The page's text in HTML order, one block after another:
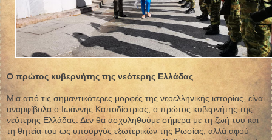
Ο πρώτος κυβερνήτης της νεότερης Ελλάδας
Μια από τις σημαντικότερες μορφές της νεοελληνικής ιστορίας, είναι
αναμφίβολα ο Ιωάννης Καποδίστριας, ο πρώτος κυβερνήτης της
νεότερης Ελλάδας. Δεν θα ασχοληθούμε σήμερα με τη ζωή του και
τη θητεία του ως υπουργός εξωτερικών της Ρωσίας, αλλά αφού